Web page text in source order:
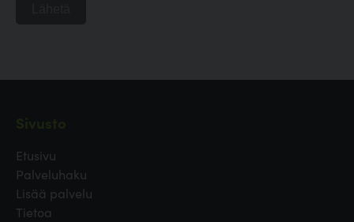
Etusivu
Palveluhaku
Lisää palvelu
Tietoa